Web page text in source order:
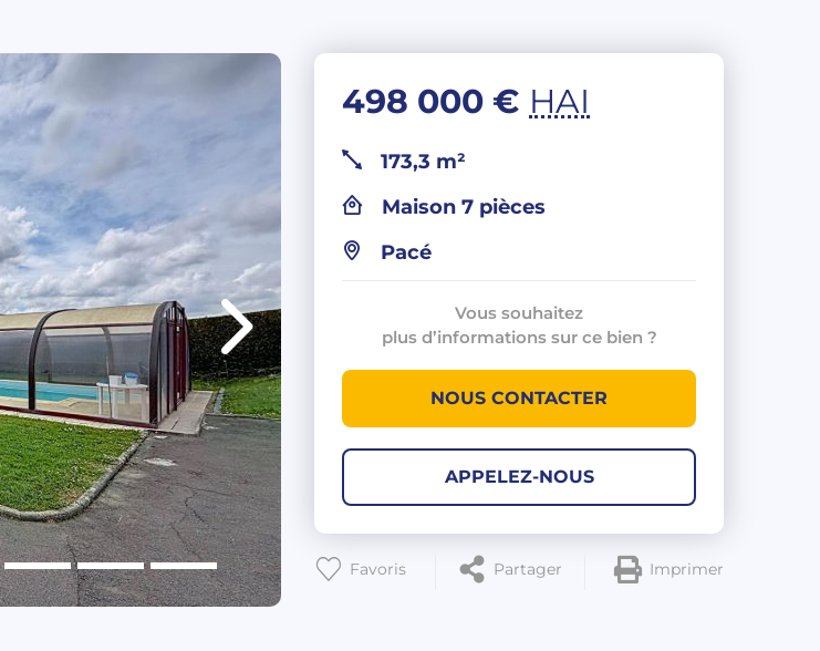
498 000 € HAI
173,3 m²
Maison 7 pièces
Pacé
Vous souhaitez
plus d’informations sur ce bien ?
NOUS CONTACTER
APPELEZ-NOUS
Favoris Partager Imprimer